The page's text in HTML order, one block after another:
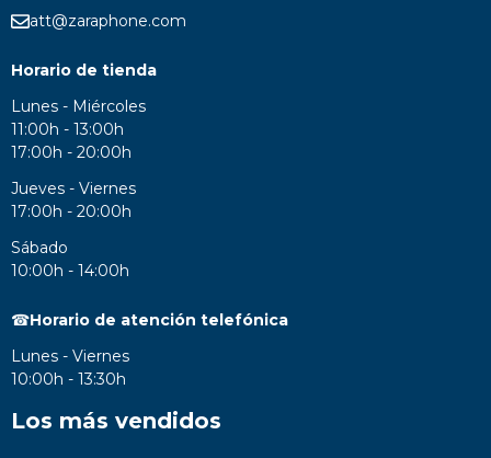
att@zaraphone.com
Horario de tienda
Lunes - Miércoles
11:00h - 13:00h
17:00h - 20:00h
Jueves - Viernes
17:00h - 20:00h
Sábado
10:00h - 14:00h
☎Horario de atención telefónica
Lunes - Viernes
10:00h - 13:30h
Los más vendidos